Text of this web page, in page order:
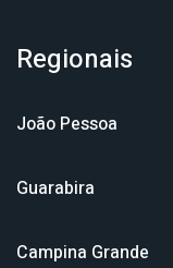
Regionais
João Pessoa
Guarabira
Campina Grande